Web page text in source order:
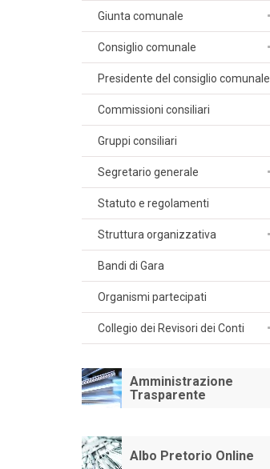
Giunta comunale
Consiglio comunale
Presidente del consiglio comunale
Commissioni consiliari
Gruppi consiliari
Segretario generale
Statuto e regolamenti
Struttura organizzativa
Bandi di Gara
Organismi partecipati
Collegio dei Revisori dei Conti
Amministrazione
Trasparente
Albo Pretorio Online